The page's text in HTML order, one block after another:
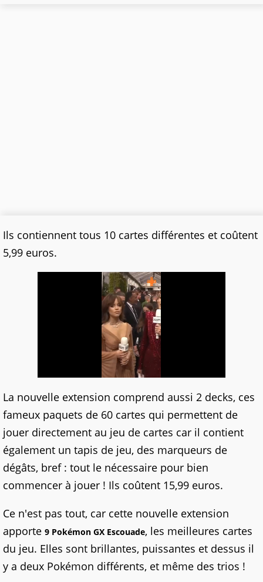
Ils contiennent tous 10 cartes différentes et coûtent
5,99 euros.
La nouvelle extension comprend aussi 2 decks, ces
fameux paquets de 60 cartes qui permettent de
jouer directement au jeu de cartes car il contient
également un tapis de jeu, des marqueurs de
dégâts, bref : tout le nécessaire pour bien
commencer à jouer ! Ils coûtent 15,99 euros.
Ce n'est pas tout, car cette nouvelle extension
apporte 9 Pokémon GX Escouade, les meilleures cartes
du jeu. Elles sont brillantes, puissantes et dessus il
y a deux Pokémon différents, et même des trios !